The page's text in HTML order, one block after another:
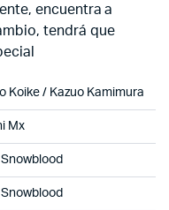
encuentra a
tendrá que
Koike / Kazuo Kamimura
Mx